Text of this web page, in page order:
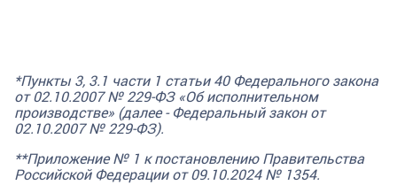
*Пункты 3, 3.1 части 1 статьи 40 Федерального закона
от 02.10.2007 № 229-ФЗ «Об исполнительном
производстве» (далее - Федеральный закон от
02.10.2007 № 229-ФЗ).
**Приложение № 1 к постановлению Правительства
Российской Федерации от 09.10.2024 № 1354.